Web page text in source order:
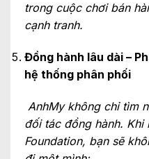
trong cuộc chơi bán
cạnh tranh.
Đồng hành lâu dài –
hệ thống phân phối
AnhMy không chỉ tìm
đối tác đồng hành. Khi
Foundation, bạn sẽ